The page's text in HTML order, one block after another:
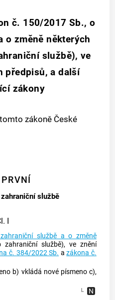
č. 150/2017 Sb., o
o změně některých
službě), ve
předpisů, a další
zákony
zákoně České
službě
I
službě a o změně
zahraniční službě), ve znění
č. 384/2022 Sb. azákona č.
b) vkládá nové písmeno c),